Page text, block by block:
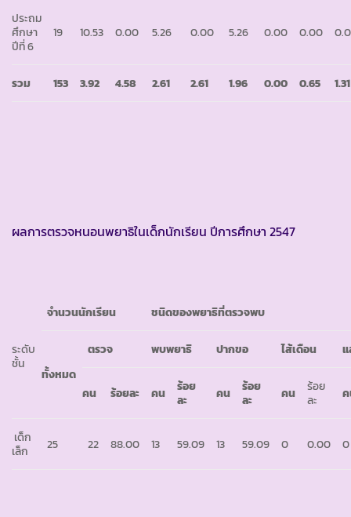
ประถม
ศึกษา
ปีที่ 6
19 10.53 0.00 5.26 0.00 5.26 0.00 0.00
รวม 153 3.92 4.58 2.61 2.61 1.96 0.00 0.65 1.31
ผลการตรวจหนอนพยาธิในเด็กนักเรียน ปีการศึกษา 2547
ระดับ
ชั้น
จำนวนนักเรียน ชนิดของพยาธิที่ตรวจพบ
ทั้งหมด
ตรวจ พบพยาธิ ปากขอ ไส้เดือน
คน ร้อยละ คน
ร้อย
ละ
คน
ร้อย
ละ
คน
ร้อย
ละ
เด็ก
เล็ก
25 22 88.00 13 59.09 13 59.09 0 0.00 0